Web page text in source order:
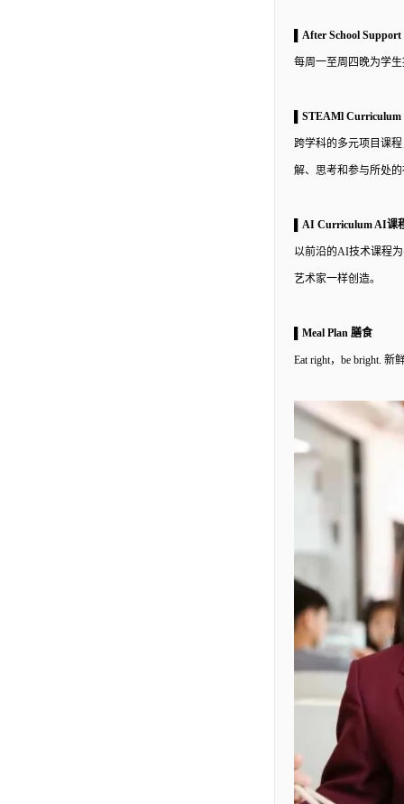
▌After School
每周一至周四晚为学
▌STEAMl
跨学科的多元项目课
解、思考和参与所处
▌AI Curriculum AI课
以前沿的AI技术课程
艺术家一样创造。
▌Meal Plan 膳食
Eat right，be bright.